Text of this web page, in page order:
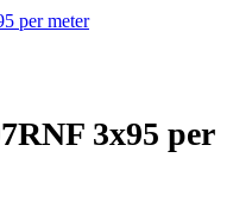
per meter
3x95 per